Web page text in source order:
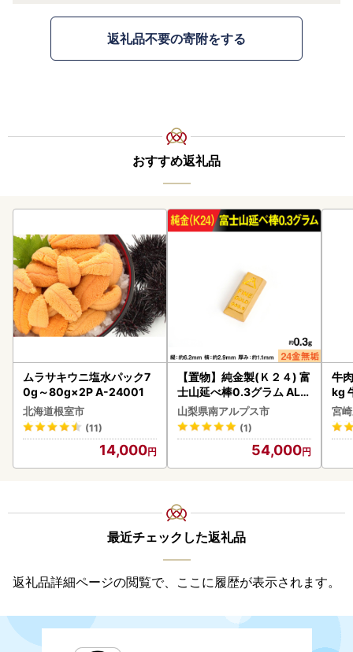
返礼品不要の寄附をする
おすすめ返礼品
ムラサキウニ塩水パック7
0g～80g×2P A-24001
北海道根室市
(11)
14,000
【置物】純金製(Ｋ２４) 富
士山延べ棒0.3グラム ALP
BK193
山梨県南アルプス市
(1)
54,000
牛肉 宮崎牛 赤身＆霜
kg
kg-
宮
最近チェックした返礼品
返礼品詳細ページの閲覧で、ここに履歴が表示されます。